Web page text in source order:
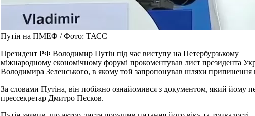
Путін на ПМЕФ / Фото: ТАСС
Президент РФ Володимир Путін під час виступу на Петербурзькому
міжнародному економічному форумі прокоментував лист президента
Володимира Зеленського, в якому той запропонував шляхи припинення
За словами Путіна, він побіжно ознайомився з документом, який йому
прессекретар Дмитро Пєсков.